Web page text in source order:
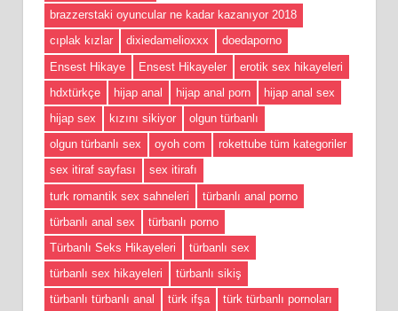
brazzerstaki oyuncular ne kadar kazanıyor 2018
cıplak kızlar
dixiedamelioxxx
doedaporno
Ensest Hikaye
Ensest Hikayeler
erotik sex hikayeleri
hdxtürkçe
hijap anal hijap anal porn
hijap anal sex
hijap sex
kızını sikiyor
olgun türbanlı
olgun türbanlı sex
oyoh com
rokettube tüm kategoriler
sex itiraf sayfası
sex itirafı
turk romantik sex sahneleri
türbanlı anal porno
türbanlı anal sex
türbanlı porno
Türbanlı Seks Hikayeleri
türbanlı sex
türbanlı sex hikayeleri
türbanlı sikiş
türbanlı türbanlı anal
türk ifşa türk türbanlı pornoları